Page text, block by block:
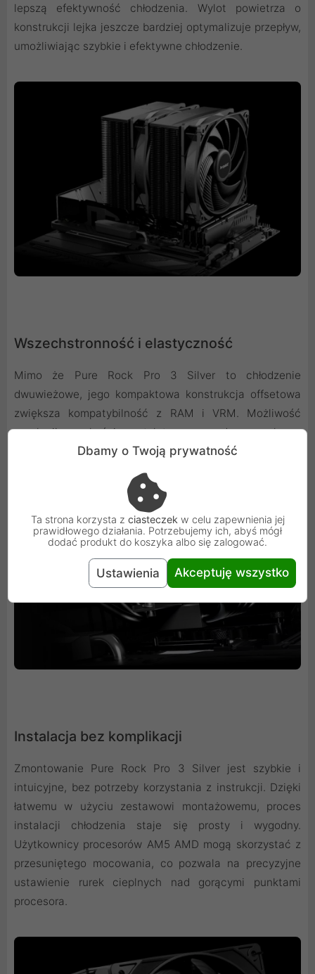
lepszą efektywność chłodzenia. Wylot powietrza o
konstrukcji lejka jeszcze bardziej optymalizuje przepływ,
umożliwiając szybkie i efektywne chłodzenie.
Wszechstronność i elastyczność
Mimo że Pure Rock Pro 3 Silver to chłodzenie
dwuwieżowe, jego kompaktowa konstrukcja offsetowa
zwiększa kompatybilność z RAM i VRM. Możliwość
regulacji wysokości wentylatora z przodu pozwala na
idealne dopasowanie, zapewniając pełną swobodę w
doborze komponentów do obudowy.
Instalacja bez komplikacji
Zmontowanie Pure Rock Pro 3 Silver jest szybkie i
intuicyjne, bez potrzeby korzystania z instrukcji. Dzięki
łatwemu w użyciu zestawowi montażowemu, proces
instalacji chłodzenia staje się prosty i wygodny.
Użytkownicy procesorów AM5 AMD mogą skorzystać z
przesuniętego mocowania, co pozwala na precyzyjne
ustawienie rurek cieplnych nad gorącymi punktami
procesora.
Dbamy o Twoją prywatność
Ta strona korzysta z ciasteczek w celu zapewnienia jej
prawidłowego działania. Potrzebujemy ich, abyś mógł
dodać produkt do koszyka albo się zalogować.
Ustawienia Akceptuję wszystko